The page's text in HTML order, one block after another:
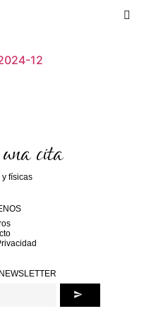
12
cita
físicas